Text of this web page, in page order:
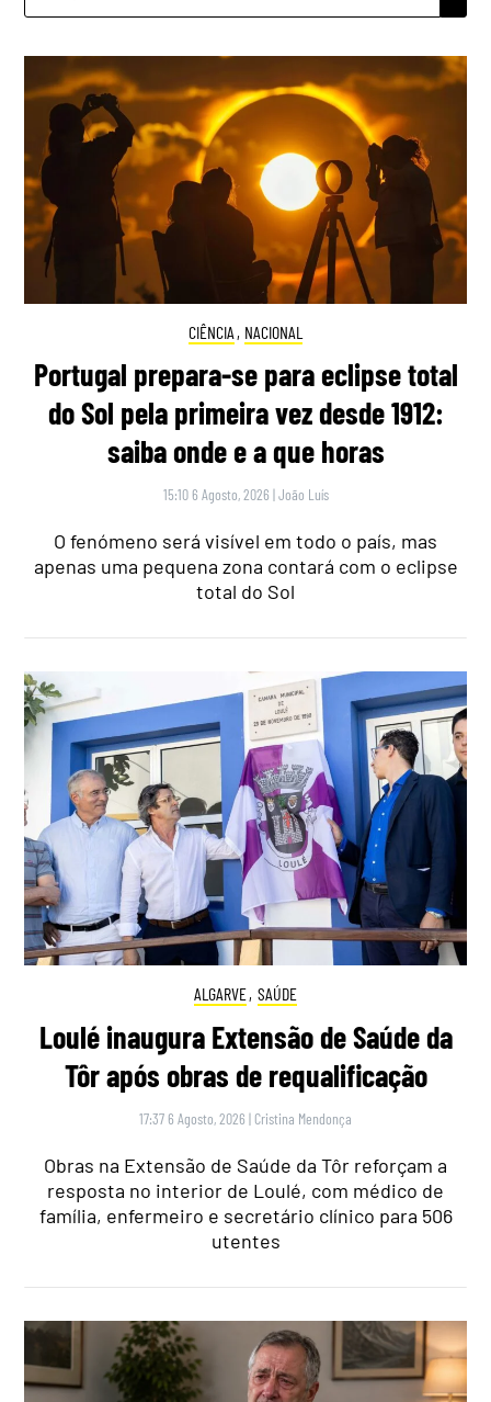
CIÊNCIA , NACIONAL
Portugal prepara-se para eclipse total
do Sol pela primeira vez desde 1912:
saiba onde e a que horas
15:10 6 Agosto, 2026 |João Luís
O fenómeno será visível em todo o país, mas
apenas uma pequena zona contará com o eclipse
total do Sol
ALGARVE, SAÚDE
Loulé inaugura Extensão de Saúde da
Tôr após obras de requalificação
17:37 6 Agosto, 2026 | Cristina Mendonça
Obras na Extensão de Saúde da Tôr reforçam a
resposta no interior de Loulé, com médico de
família, enfermeiro e secretário clínico para 506
utentes